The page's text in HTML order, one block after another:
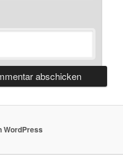
WordPress